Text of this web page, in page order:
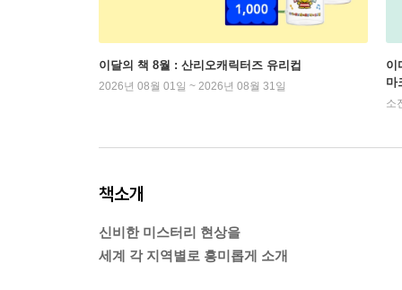
이달의 책 8월 : 산리오캐릭터즈 유리컵
2026년 08월 01일 ~ 2026년 08월 31일
이
마
소
책소개
신비한 미스터리 현상을
세계 각 지역별로 흥미롭게 소개